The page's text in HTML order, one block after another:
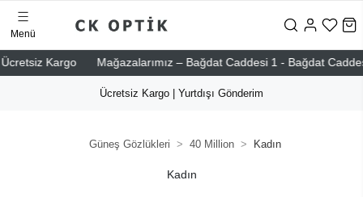
Kargo Mağazalarımız – Bağdat Caddesi 1 - Bağdat
Menü
Ücretsiz Kargo | Yurtdışı Gönderim
Güneş Gözlükleri 40 Million Kadın
Kadın